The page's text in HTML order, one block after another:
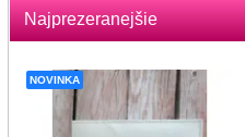
Najprezeranejšie
NOVINKA